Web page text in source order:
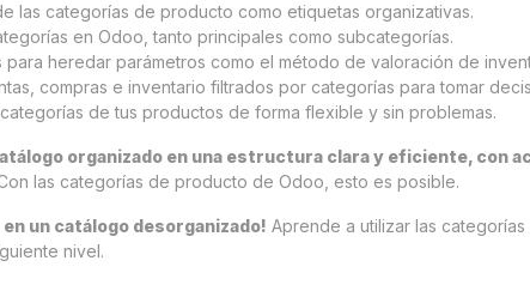
las categorías de producto como etiquetas organizativas.
en Odoo, tanto principales como subcategorías.
para heredar parámetros como el método de valoración de
compras e inventario filtrados por categorías para tomar
de tus productos de forma flexible y sin problemas.
organizado en una estructura clara y eficiente, con
las categorías de producto de Odoo, esto es posible.
un catálogo desorganizado! Aprende a utilizar las
nivel.